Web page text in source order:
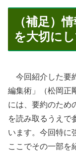
（補足）
を大切に
今回紹介した要
編集術」（松岡正
には、要約のため
を読み取るうえで
います。今回特に
ここでその一部を